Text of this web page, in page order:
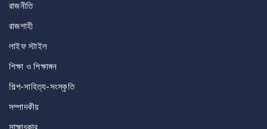
রাজনীতি
রাজশাহী
লাইফ স্টাইল
শিক্ষা ও শিক্ষাঙ্গন
শিল্প-সাহিত্য-সংস্কৃতি
সম্পাদকীয়